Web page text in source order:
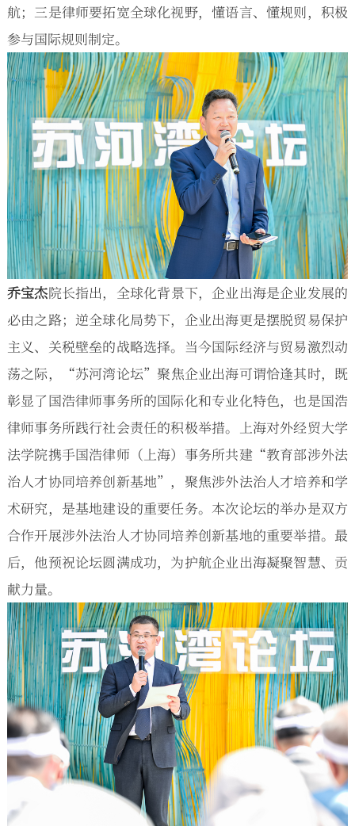
航；三是律师要拓宽全球化视野，懂语言、懂规则，积极
参与国际规则制定。
乔宝杰院长指出，全球化背景下，企业出海是企业发展的
必由之路；逆全球化局势下，企业出海更是摆脱贸易保护
主义、关税壁垒的战略选择。当今国际经济与贸易激烈动
荡之际，“苏河湾论坛”聚焦企业出海可谓恰逢其时，既
彰显了国浩律师事务所的国际化和专业化特色，也是国浩
律师事务所践行社会责任的积极举措。上海对外经贸大学
法学院携手国浩律师（上海）事务所共建“教育部涉外法
治人才协同培养创新基地”，聚焦涉外法治人才培养和学
术研究，是基地建设的重要任务。本次论坛的举办是双方
合作开展涉外法治人才协同培养创新基地的重要举措。最
后，他预祝论坛圆满成功，为护航企业出海凝聚智慧、贡
献力量。